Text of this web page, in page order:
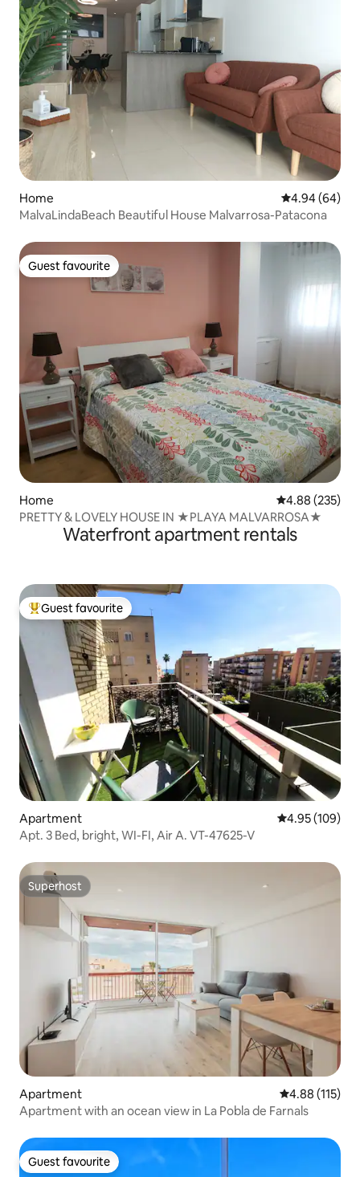
Home 4.94 out of 5
4.94 (64)
MalvaLindaBeach Beautiful House Malvarrosa-Patacona
Guest favourite
Guest favourite
Home 4.88 out of 5
4.88 (235)
PRETTY & LOVELY HOUSE IN ★PLAYA MALVARROSA★
Waterfront apartment rentals
Top guest favourite
Guest favourite
Apartment 4.95 out of 5
4.95 (109)
Apt. 3 Bed, bright, WI-FI, Air A. VT-47625-V
Superhost
Superhost
Apartment 4.88 out of 5
4.88 (115)
Apartment with an ocean view in La Pobla de Farnals
Guest favourite
Guest favourite